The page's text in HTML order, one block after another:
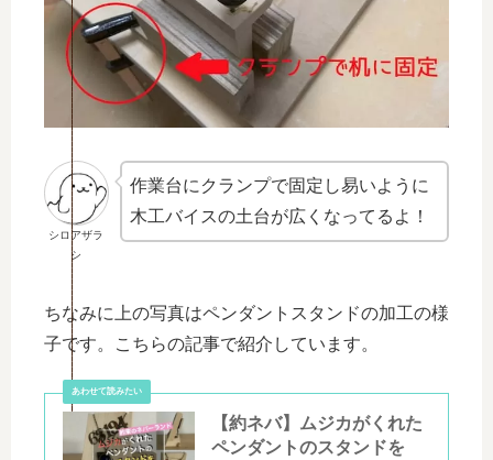
シロアザラ
シ
作業台にクランプで固定し易いように
木工バイスの土台が広くなってるよ！
ちなみに上の写真はペンダントスタンドの加工の様
子です。こちらの記事で紹介しています。
【約ネバ】ムジカがくれた
ペンダントのスタンドを